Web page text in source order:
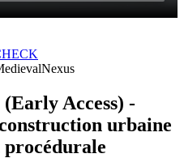
Access) -
urbaine
procédurale